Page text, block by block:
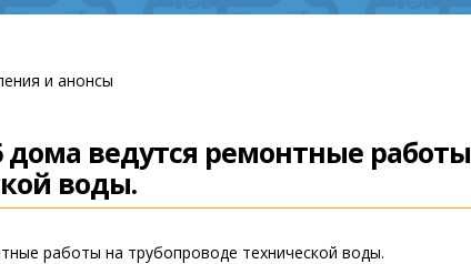
и анонсы
дома ведутся ремонтные работы
воды.
работы на трубопроводе технической воды.